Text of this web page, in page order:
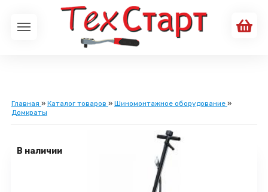
Главная » Каталог товаров » Шиномонтажное оборудование »
Домкраты
В наличии